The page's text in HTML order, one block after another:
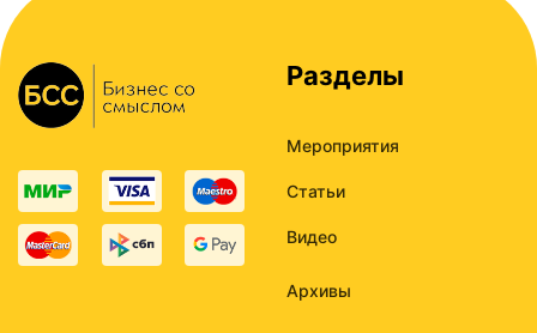
Разделы
Мероприятия
Статьи
Видео
Архивы